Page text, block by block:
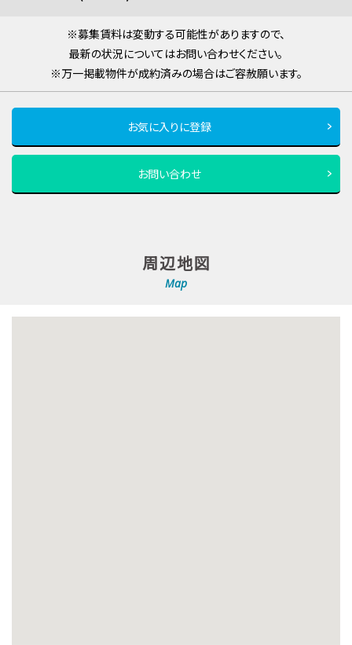
※募集賃料は変動する可能性がありますので、
最新の状況についてはお問い合わせください。
※万一掲載物件が成約済みの場合はご容赦願います。
お気に入りに登録
お問い合わせ
周辺地図
Map